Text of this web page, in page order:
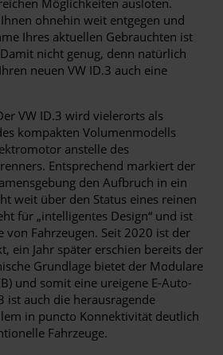
ohnehin weit entgegen und
Ihres aktuellen Gebrauchten ist
nicht genug, denn natürlich
neuen VW ID.3 auch eine
VW ID.3 wird vielerorts als
kompakten Volumenmodells
anstelle des
Entsprechend markiert der
den Aufbruch in ein
weit über den Status eines reinen
für „intelligentes Design“ und ist
von Fahrzeugen. Seit 2020 ist der
ein Jahr später erschien bereits der
Grundlage bietet der Modulare
und somit eine ureigene E-Auto-
ist auch die herausragende
in puncto Konnektivität deutlich
Fahrzeuge.